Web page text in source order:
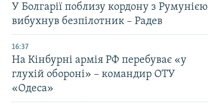
У Болгарії поблизу кордону з Румунією
вибухнув безпілотник – Радев
16:37
На Кінбурні армія РФ перебуває «у
глухій обороні» – командир ОТУ
«Одеса»